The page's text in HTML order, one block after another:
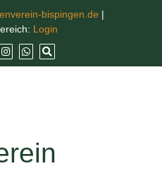
bispingen.de |
Login